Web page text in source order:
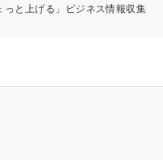
と上げる」ビジネス情報収集